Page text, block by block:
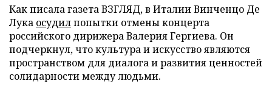
Как писала газета ВЗГЛЯД, в Италии Винченцо Де
Лука осудилпопытки отмены концерта
российского дирижера Валерия Гергиева. Он
подчеркнул, что культура и искусство являются
пространством для диалога и развития ценностей
солидарности между людьми.